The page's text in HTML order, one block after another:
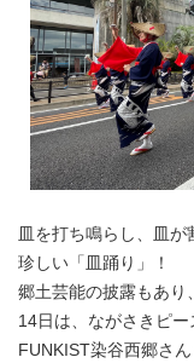
皿を打ち鳴らし、皿
珍しい「皿踊り」！
郷土芸能の披露もあり
14日は、ながさきピ
FUNKIST染谷西郷さん